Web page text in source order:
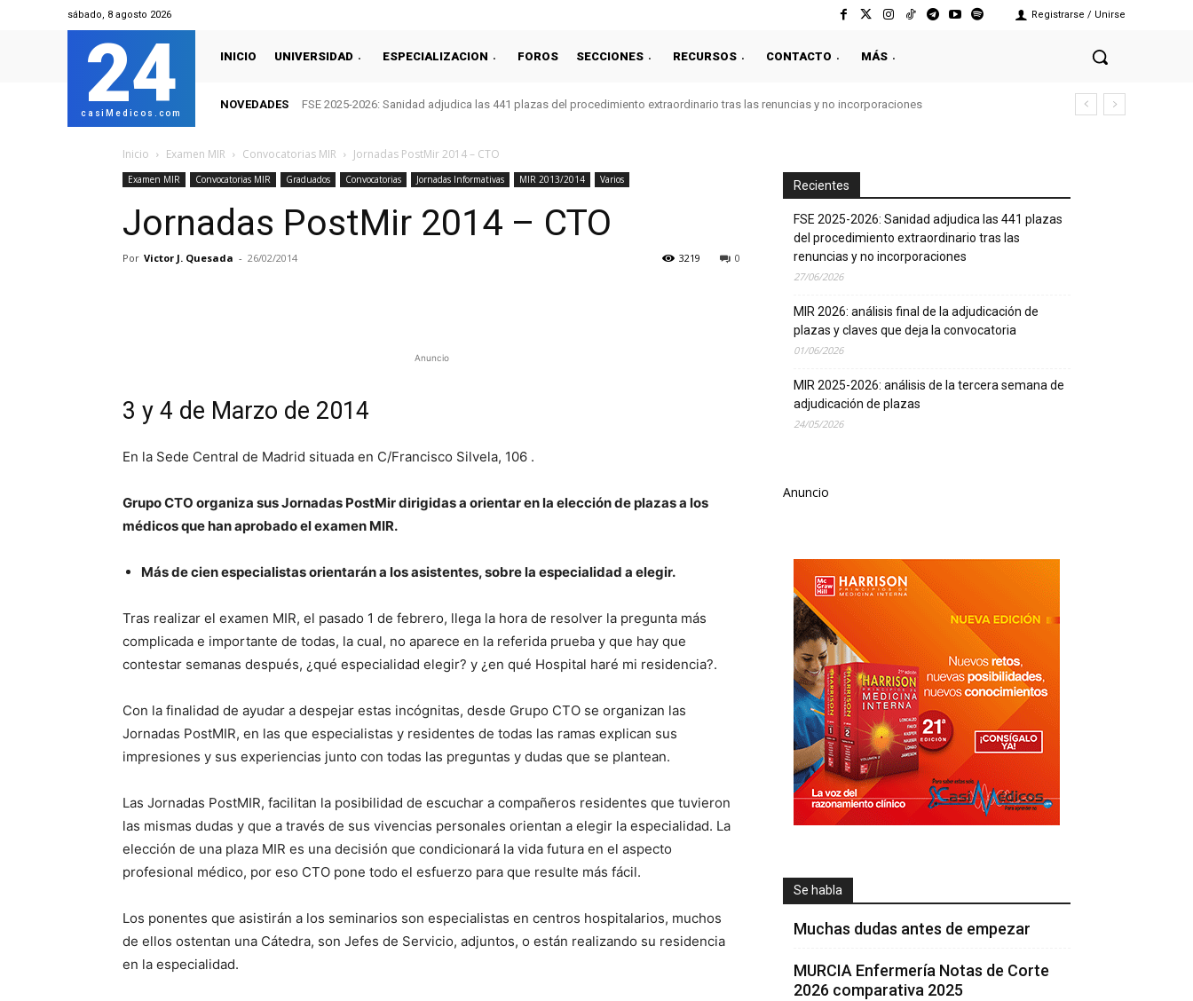
sábado, 8 agosto 2026 Registrarse / Unirse
24
casiMedicos.com
INICIO UNIVERSIDAD ESPECIALIZACION FOROS SECCIONES RECURSOS CONTACTO MÁS
NOVEDADES FSE 2025-2026: Sanidad adjudica las 441 plazas del procedimiento extraordinario tras las renuncias y no incorporaciones
Inicio Examen MIR Convocatorias MIR Jornadas PostMir 2014 – CTO
Examen MIR Convocatorias MIR Graduados Convocatorias Jornadas Informativas MIR 2013/2014 Varios
Jornadas PostMir 2014 – CTO
Por Victor J. Quesada - 26/02/2014 0
3219
Anuncio
3 y 4 de Marzo de 2014
En la Sede Central de Madrid situada en C/Francisco Silvela, 106 .
Grupo CTO organiza sus Jornadas PostMir dirigidas a orientar en la elección de plazas a los
médicos que han aprobado el examen MIR.
Más de cien especialistas orientarán a los asistentes, sobre la especialidad a elegir.
Tras realizar el examen MIR, el pasado 1 de febrero, llega la hora de resolver la pregunta más
complicada e importante de todas, la cual, no aparece en la referida prueba y que hay que
contestar semanas después, ¿qué especialidad elegir? y ¿en qué Hospital haré mi residencia?.
Con la finalidad de ayudar a despejar estas incógnitas, desde Grupo CTO se organizan las
Jornadas PostMIR, en las que especialistas y residentes de todas las ramas explican sus
impresiones y sus experiencias junto con todas las preguntas y dudas que se plantean.
Las Jornadas PostMIR, facilitan la posibilidad de escuchar a compañeros residentes que tuvieron
las mismas dudas y que a través de sus vivencias personales orientan a elegir la especialidad. La
elección de una plaza MIR es una decisión que condicionará la vida futura en el aspecto
profesional médico, por eso CTO pone todo el esfuerzo para que resulte más fácil.
Los ponentes que asistirán a los seminarios son especialistas en centros hospitalarios, muchos
de ellos ostentan una Cátedra, son Jefes de Servicio, adjuntos, o están realizando su residencia
en la especialidad.
Recientes
FSE 2025-2026: Sanidad adjudica las 441 plazas
del procedimiento extraordinario tras las
renuncias y no incorporaciones
27/06/2026
MIR 2026: análisis final de la adjudicación de
plazas y claves que deja la convocatoria
01/06/2026
MIR 2025-2026: análisis de la tercera semana de
adjudicación de plazas
24/05/2026
Anuncio
Se habla
Muchas dudas antes de empezar
MURCIA Enfermería Notas de Corte
2026 comparativa 2025